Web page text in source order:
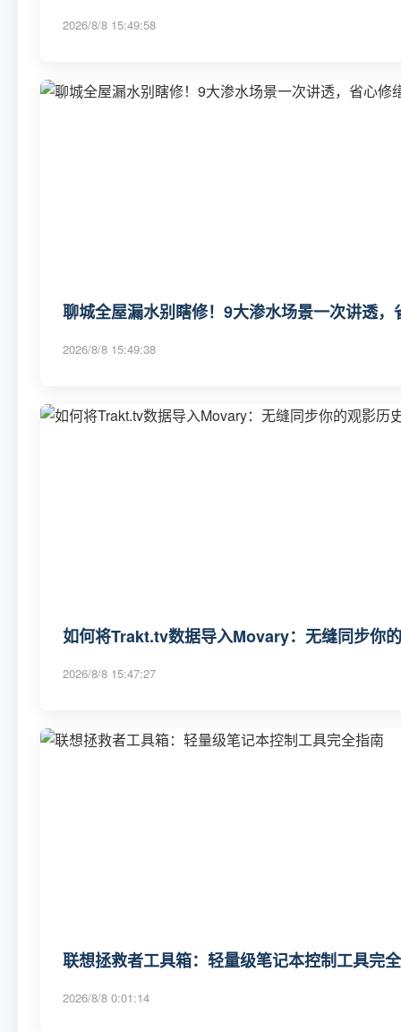
2026/8/8 15:49:58
聊城全屋漏水别瞎修！9大渗水场景一次讲透
2026/8/8 15:49:38
如何将Trakt.tv数据导入Movary：无缝同步你
2026/8/8 15:47:27
联想拯救者工具箱：轻量级笔记本控制工具完
2026/8/8 0:01:14